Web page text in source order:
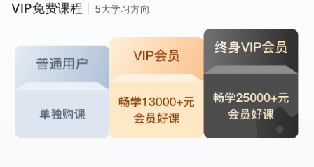
VIP免费课程 5大学习方向